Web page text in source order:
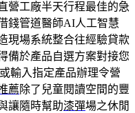
營工廠半天行程最佳的急
錢管道醫師AI人工智慧
現場系統整合往經驗貸款
備於產品自選方案對接您
輸入指定產品辦理令營
薦除了兒童閱讀空間的豐
讓隨時幫助漆彈場之休閒